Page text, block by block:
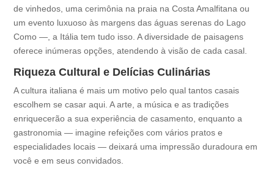
de vinhedos, uma cerimônia na praia na Costa Amalfitana ou
um evento luxuoso às margens das águas serenas do Lago
Como —, a Itália tem tudo isso. A diversidade de paisagens
oferece inúmeras opções, atendendo à visão de cada casal.
Riqueza Cultural e Delícias Culinárias
A cultura italiana é mais um motivo pelo qual tantos casais
escolhem se casar aqui. A arte, a música e as tradições
enriquecerão a sua experiência de casamento, enquanto a
gastronomia — imagine refeições com vários pratos e
especialidades locais — deixará uma impressão duradoura em
você e em seus convidados.